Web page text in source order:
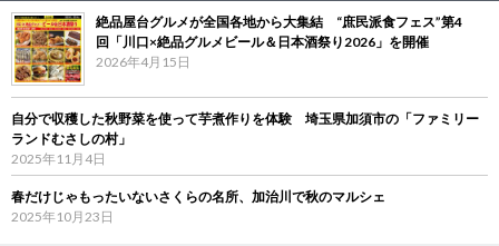
絶品屋台グルメが全国各地から大集結 “庶民派食フェス”第4
回「川口×絶品グルメビール＆日本酒祭り2026」を開催
2026年4月15日
自分で収穫した秋野菜を使って芋煮作りを体験 埼玉県加須市の「ファミリー
ランドむさしの村」
2025年11月4日
春だけじゃもったいないさくらの名所、加治川で秋のマルシェ
2025年10月23日